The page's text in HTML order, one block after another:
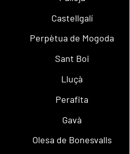
Castellgalí
Perpètua de Mogoda
Sant Boi
Lluçà
Perafita
Gavà
Olesa de Bonesvalls